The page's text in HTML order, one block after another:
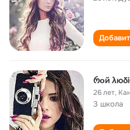
რοй
26 лет,
3 школа